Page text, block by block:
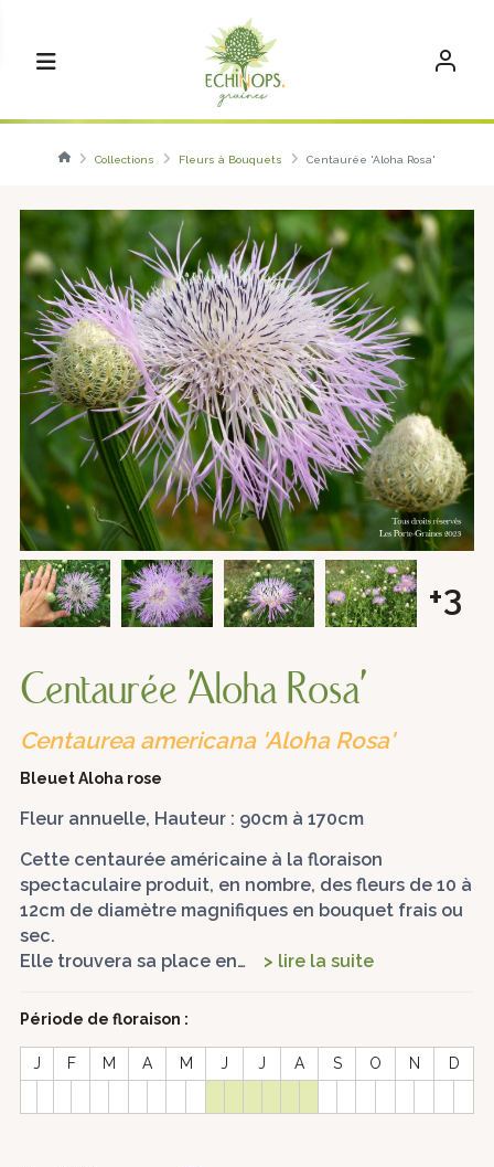
Collections Fleurs à Bouquets Centaurée 'Aloha Rosa'
+3
Centaurée 'Aloha Rosa'
Centaurea americana 'Aloha Rosa'
Bleuet Aloha rose
Fleur annuelle, Hauteur : 90cm à 170cm
Cette centaurée américaine à la floraison
spectaculaire produit, en nombre, des fleurs de 10 à
12cm de diamètre magnifiques en bouquet frais ou
sec.
Elle trouvera sa place en… > lire la suite
Période de floraison :
J F M A M J J A S O N D